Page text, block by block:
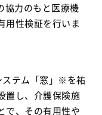
協力のもと医療機
用性検証を行いま
ステム「窓」※を祐
置し、介護保険施
で、その有用性や